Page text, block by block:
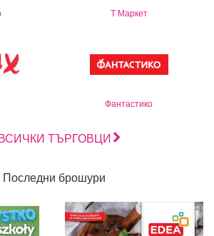
Т Маркет
Фантастико
ТЪРГОВЦИ
Последни брошури